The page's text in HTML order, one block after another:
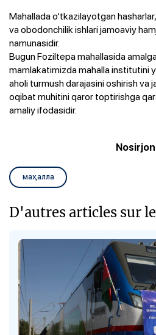
Mahallada o‘tkazilayotgan
va obodonchilik ishlari jamoaviy
namunasidir.
Bugun Foziltepa mahallasida
mamlakatimizda mahalla institutini
aholi turmush darajasini oshirish va
oqibat muhitini qaror toptirishga
amaliy ifodasidir.
маҳалла
D'autres articles sur